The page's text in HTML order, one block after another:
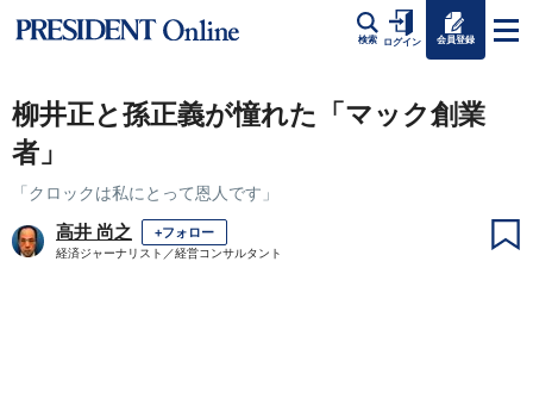
検索 ログイン 会員登録
柳井正と孫正義が憧れた「マック創業
者」
「クロックは私にとって恩人です」
高井 尚之 +フォロー
経済ジャーナリスト／経営コンサルタント